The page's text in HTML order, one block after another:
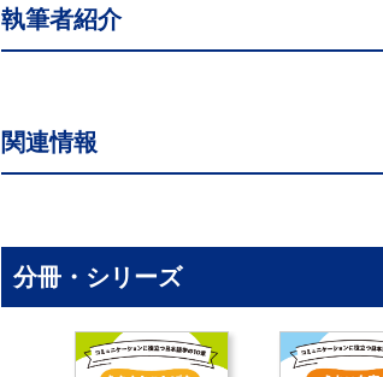
2.3 子音の調音
2.4 日本語の子音と五十音表
第 3 章 日本語らしい音節［山下洋子］
3.1 日本語の音節
3.4 鼻濁音
3.6 まとめ
第 4 章 アクセント［中川秀太］
執筆者紹介
関連情報
分冊・シリーズ